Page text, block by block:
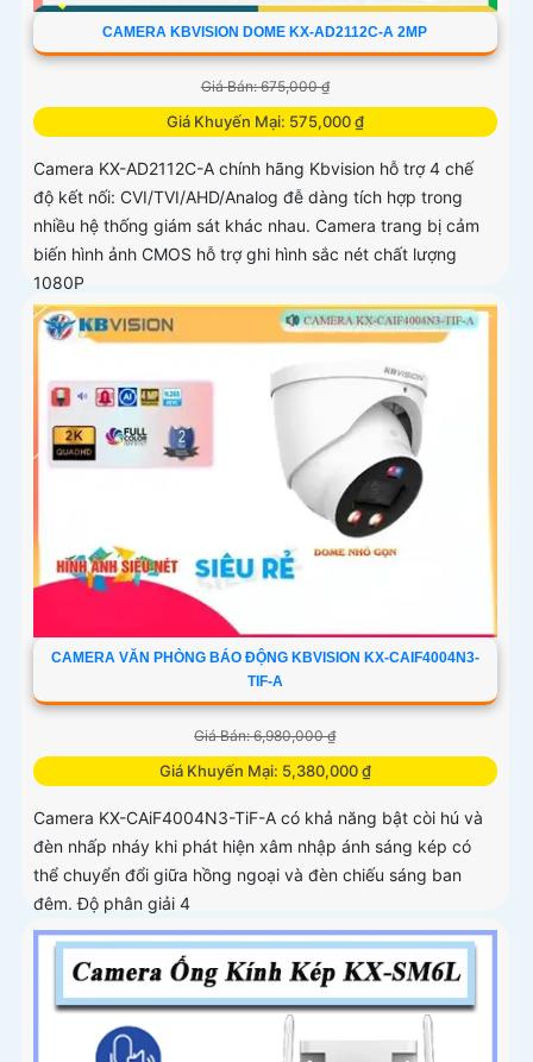
CAMERA KBVISION DOME KX-AD2112C-A 2MP
Giá Bán: 675,000 ₫
Giá Khuyến Mại: 575,000 ₫
Camera KX-AD2112C-A chính hãng Kbvision hỗ trợ 4 chế
độ kết nối: CVI/TVI/AHD/Analog đễ dàng tích hợp trong
nhiều hệ thống giám sát khác nhau. Camera trang bị cảm
biến hình ảnh CMOS hỗ trợ ghi hình sắc nét chất lượng
1080P
CAMERA VĂN PHÒNG BÁO ĐỘNG KBVISION KX-CAIF4004N3-
TIF-A
Giá Bán: 6,980,000 ₫
Giá Khuyến Mại: 5,380,000 ₫
Camera KX-CAiF4004N3-TiF-A có khả năng bật còi hú và
đèn nhấp nháy khi phát hiện xâm nhập ánh sáng kép có
thể chuyển đổi giữa hồng ngoại và đèn chiếu sáng ban
đêm. Độ phân giải 4